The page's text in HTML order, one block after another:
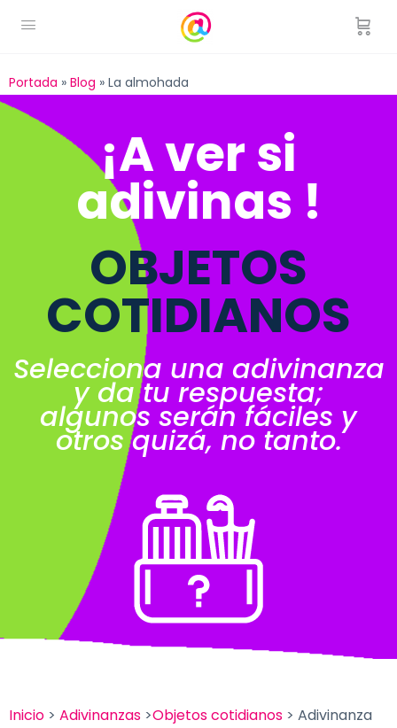
Portada » Blog » La almohada
¡A ver si
adivinas !
OBJETOS
COTIDIANOS
Selecciona una adivinanza
y da tu respuesta;
algunos serán fáciles y
otros quizá, no tanto.
Inicio > Adivinanzas >Objetos cotidianos > Adivinanza